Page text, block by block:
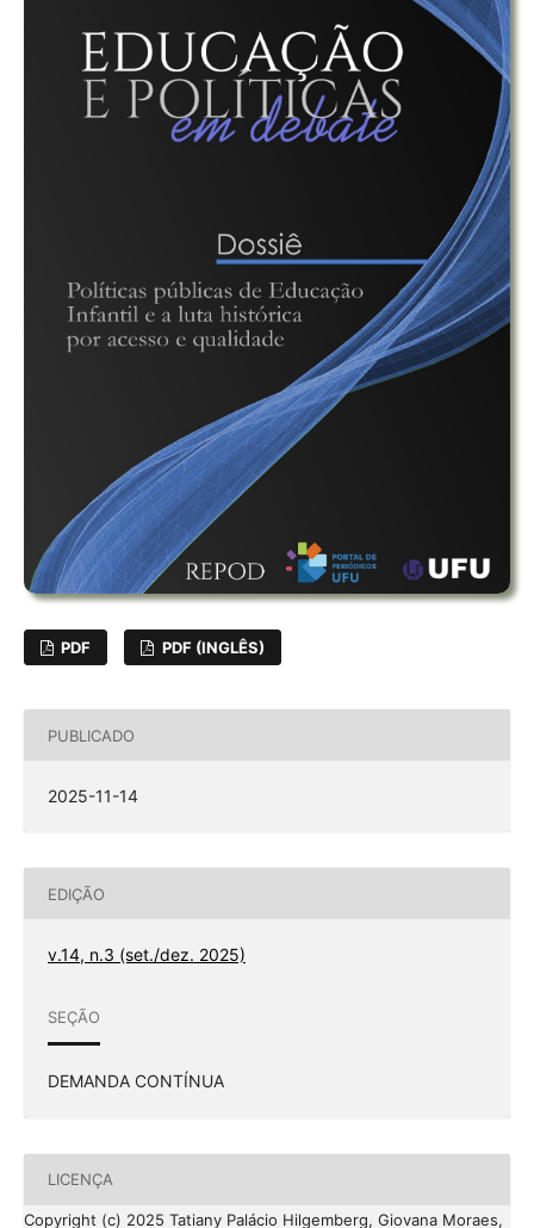
PDF PDF (INGLÊS)
PUBLICADO
2025-11-14
EDIÇÃO
v.14, n.3 (set./dez. 2025)
SEÇÃO
DEMANDA CONTÍNUA
LICENÇA
Copyright (c) 2025 Tatiany Palácio Hilgemberg, Giovana Moraes,